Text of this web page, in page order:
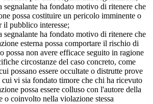
segnalante ha fondato motivo di ritenere che
possa costituire un pericolo imminente o
il pubblico interesse;
segnalante ha fondato motivo di ritenere che
esterna possa comportare il rischio di
possa non avere efficace seguito in ragione
circostanze del caso concreto, come
possano essere occultate o distrutte prove
vi sia fondato timore che chi ha ricevuto
possa essere colluso con l'autore della
o coinvolto nella violazione stessa